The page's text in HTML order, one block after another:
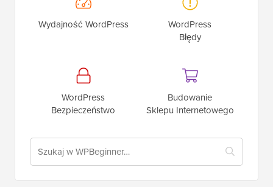
Wydajność WordPress
WordPress
Błędy
WordPress
Bezpieczeństwo
Budowanie
Sklepu Internetowego